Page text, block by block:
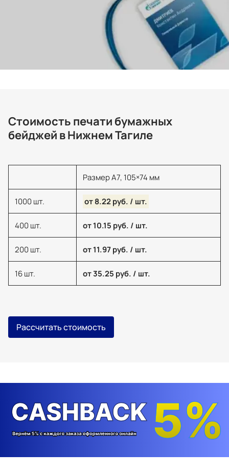
Стоимость печати бумажных
бейджей в Нижнем Тагиле
Размер А7, 105×74 мм
1000 шт. от 8.22 руб. / шт.
400 шт. от 10.15 руб. / шт.
200 шт. от 11.97 руб. / шт.
16 шт. от 35.25 руб. / шт.
Рассчитать стоимость